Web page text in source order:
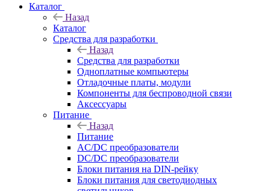
Каталог
Назад
Каталог
Средства для разработки
Назад
Средства для разработки
Одноплатные компьютеры
Отладочные платы, модули
Компоненты для беспроводной связи
Аксессуары
Питание
Назад
Питание
AC/DC преобразователи
DC/DC преобразователи
Блоки питания на DIN-рейку
Блоки питания для светодиодных